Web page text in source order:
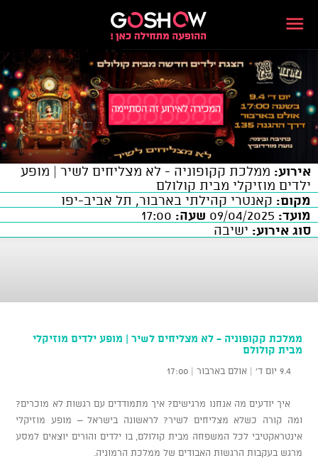
אירוע: ממלכת קקופוניה - לא מצליחים לשיר | מופע
ילדים מוזיקלי מבית קולולם
מקום: קאנטרי קהילתי בארבור, תל אביב-יפו
מועד:
שעה:
סוג אירוע: ישיבה
ממלכת קקופוניה - לא מצליחים לשיר | מופע ילדים מוזיקלי
מבית קולולם
9.4 יום ד' | אולם בארבור | 17:00
איך יודעים מה אנחנו מרגישים? איך מתמודדים עם רגשות לא מוכרים?
ומה קורה כשלא מצליחים לשיר? לראשונה בישראל – מופע מוזיקלי
אינטראקטיבי לכל המשפחה מבית קולולם, בו ילדים והורים יוצאים למסע
מרגש בעקבות הרגשות האבודים של ממלכת הרמוניה.